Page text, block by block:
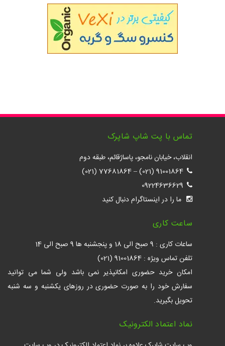
تماس با پت شاپ شاپرک
انقلاب، خیابان نامجو، پاساژقائم، طبقه دوم
91001864 (021)
–
77681864 (021)
09224636629
ما را در اینستاگرام دنبال کنید
ساعت کاری
ساعات کاری : 9 صبح الی 18 و پنجشنبه ها 9 صبح الی 14
تلفن تماس ویژه : 91001864 (021)
امکان خرید حضوری امکانپذیر نمی باشد ولی شما می توانید
سفارش خود را به صورت حضوری در روزهای یکشنبه و سه شنبه
تحویل بگیرید.
نماد اعتماد الکترونیک